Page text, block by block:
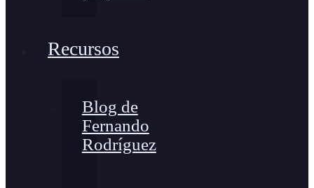
Recursos
Blog de
Fernando
Rodríguez